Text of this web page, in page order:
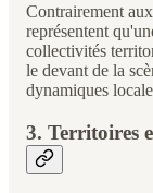
Contrairement
représentent
collectivités
le devant de la
dynamiques
3. Territoires